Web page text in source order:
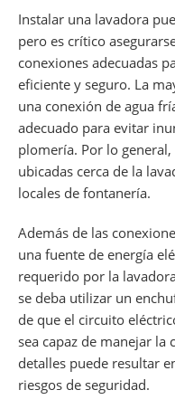
Instalar una lavadora
pero es crítico
conexiones adecuadas
eficiente y seguro. La
una conexión de agua
adecuado para evitar
plomería. Por lo
ubicadas cerca de la
locales de fontanería.
Además de las
una fuente de energía
requerido por la
se deba utilizar un
de que el circuito
sea capaz de manejar la
detalles puede resultar
riesgos de seguridad.